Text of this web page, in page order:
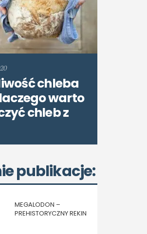
chleba
warto
chleb z
publikacje:
MEGALODON –
PREHISTORYCZNY REKIN